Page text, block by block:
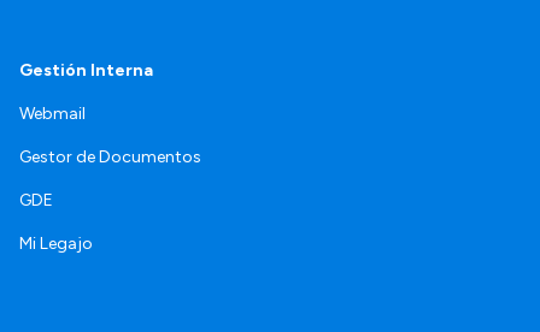
Gestión Interna
Webmail
Gestor de Documentos
GDE
Mi Legajo